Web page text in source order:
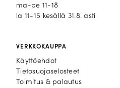
ma-pe 11-18
la 11-15 kesällä 31.8. asti
VERKKOKAUPPA
Käyttöehdot
Tietosuojaselosteet
Toimitus & palautus